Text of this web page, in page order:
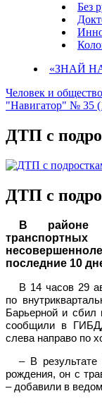
Без
«ЗНАЙ
Человек и общество
"Навигатор" № 35
ДТП с
ДТП с
В районе
последние 10
В 14 часов 29
по
Барьерной и сбил
сообщили в
слева направо по
– В
рождения, он с
– добавили в